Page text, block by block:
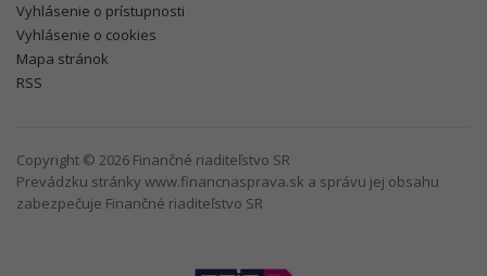
Vyhlásenie o prístupnosti
Vyhlásenie o cookies
Mapa stránok
RSS
Copyright © 2026 Finančné riaditeľstvo SR
Prevádzku stránky www.financnasprava.sk a správu jej obsahu
zabezpečuje Finančné riaditeľstvo SR